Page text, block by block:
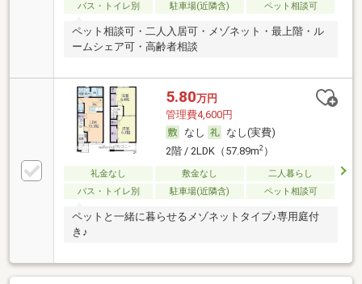
バス・トイレ別
駐車場(近隣含) ペット相談可
ペット相談可・二人入居可・メゾネット・最上階・ル
ームシェア可・高齢者相談
5.80万円
管理費4,600円
なし
なし(実費)
2階 / 2LDK（57.89m2）
礼金なし 敷金なし
二人暮らし
バス・トイレ別
駐車場(近隣含) ペット相談可
ペットと一緒に暮らせるメゾネットタイプ♪専用庭付
き♪